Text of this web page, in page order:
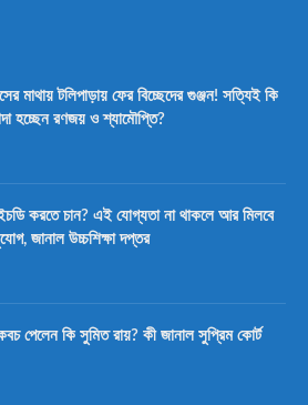
মাথায় টলিপাড়ায় ফের বিচ্ছেদের গুঞ্জন! সত্যিই কি
হচ্ছেন রণজয় ও শ্যামৌপ্তি?
করতে চান? এই যোগ্যতা না থাকলে আর মিলবে
জানাল উচ্চশিক্ষা দপ্তর
পেলেন কি সুমিত রায়? কী জানাল সুপ্রিম কোর্ট